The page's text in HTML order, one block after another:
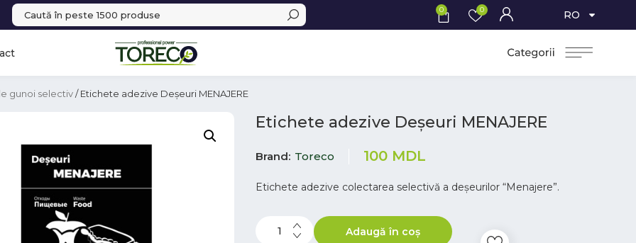
0 0 RO
gunoi selectiv/ Etichete adezive Deșeuri MENAJERE
Etichete adezive Deșeuri MENAJERE
Brand Toreco 100 MDL
Etichete adezive colectarea selectivă a deșeurilor “Menajere”.
Adaugă în coș